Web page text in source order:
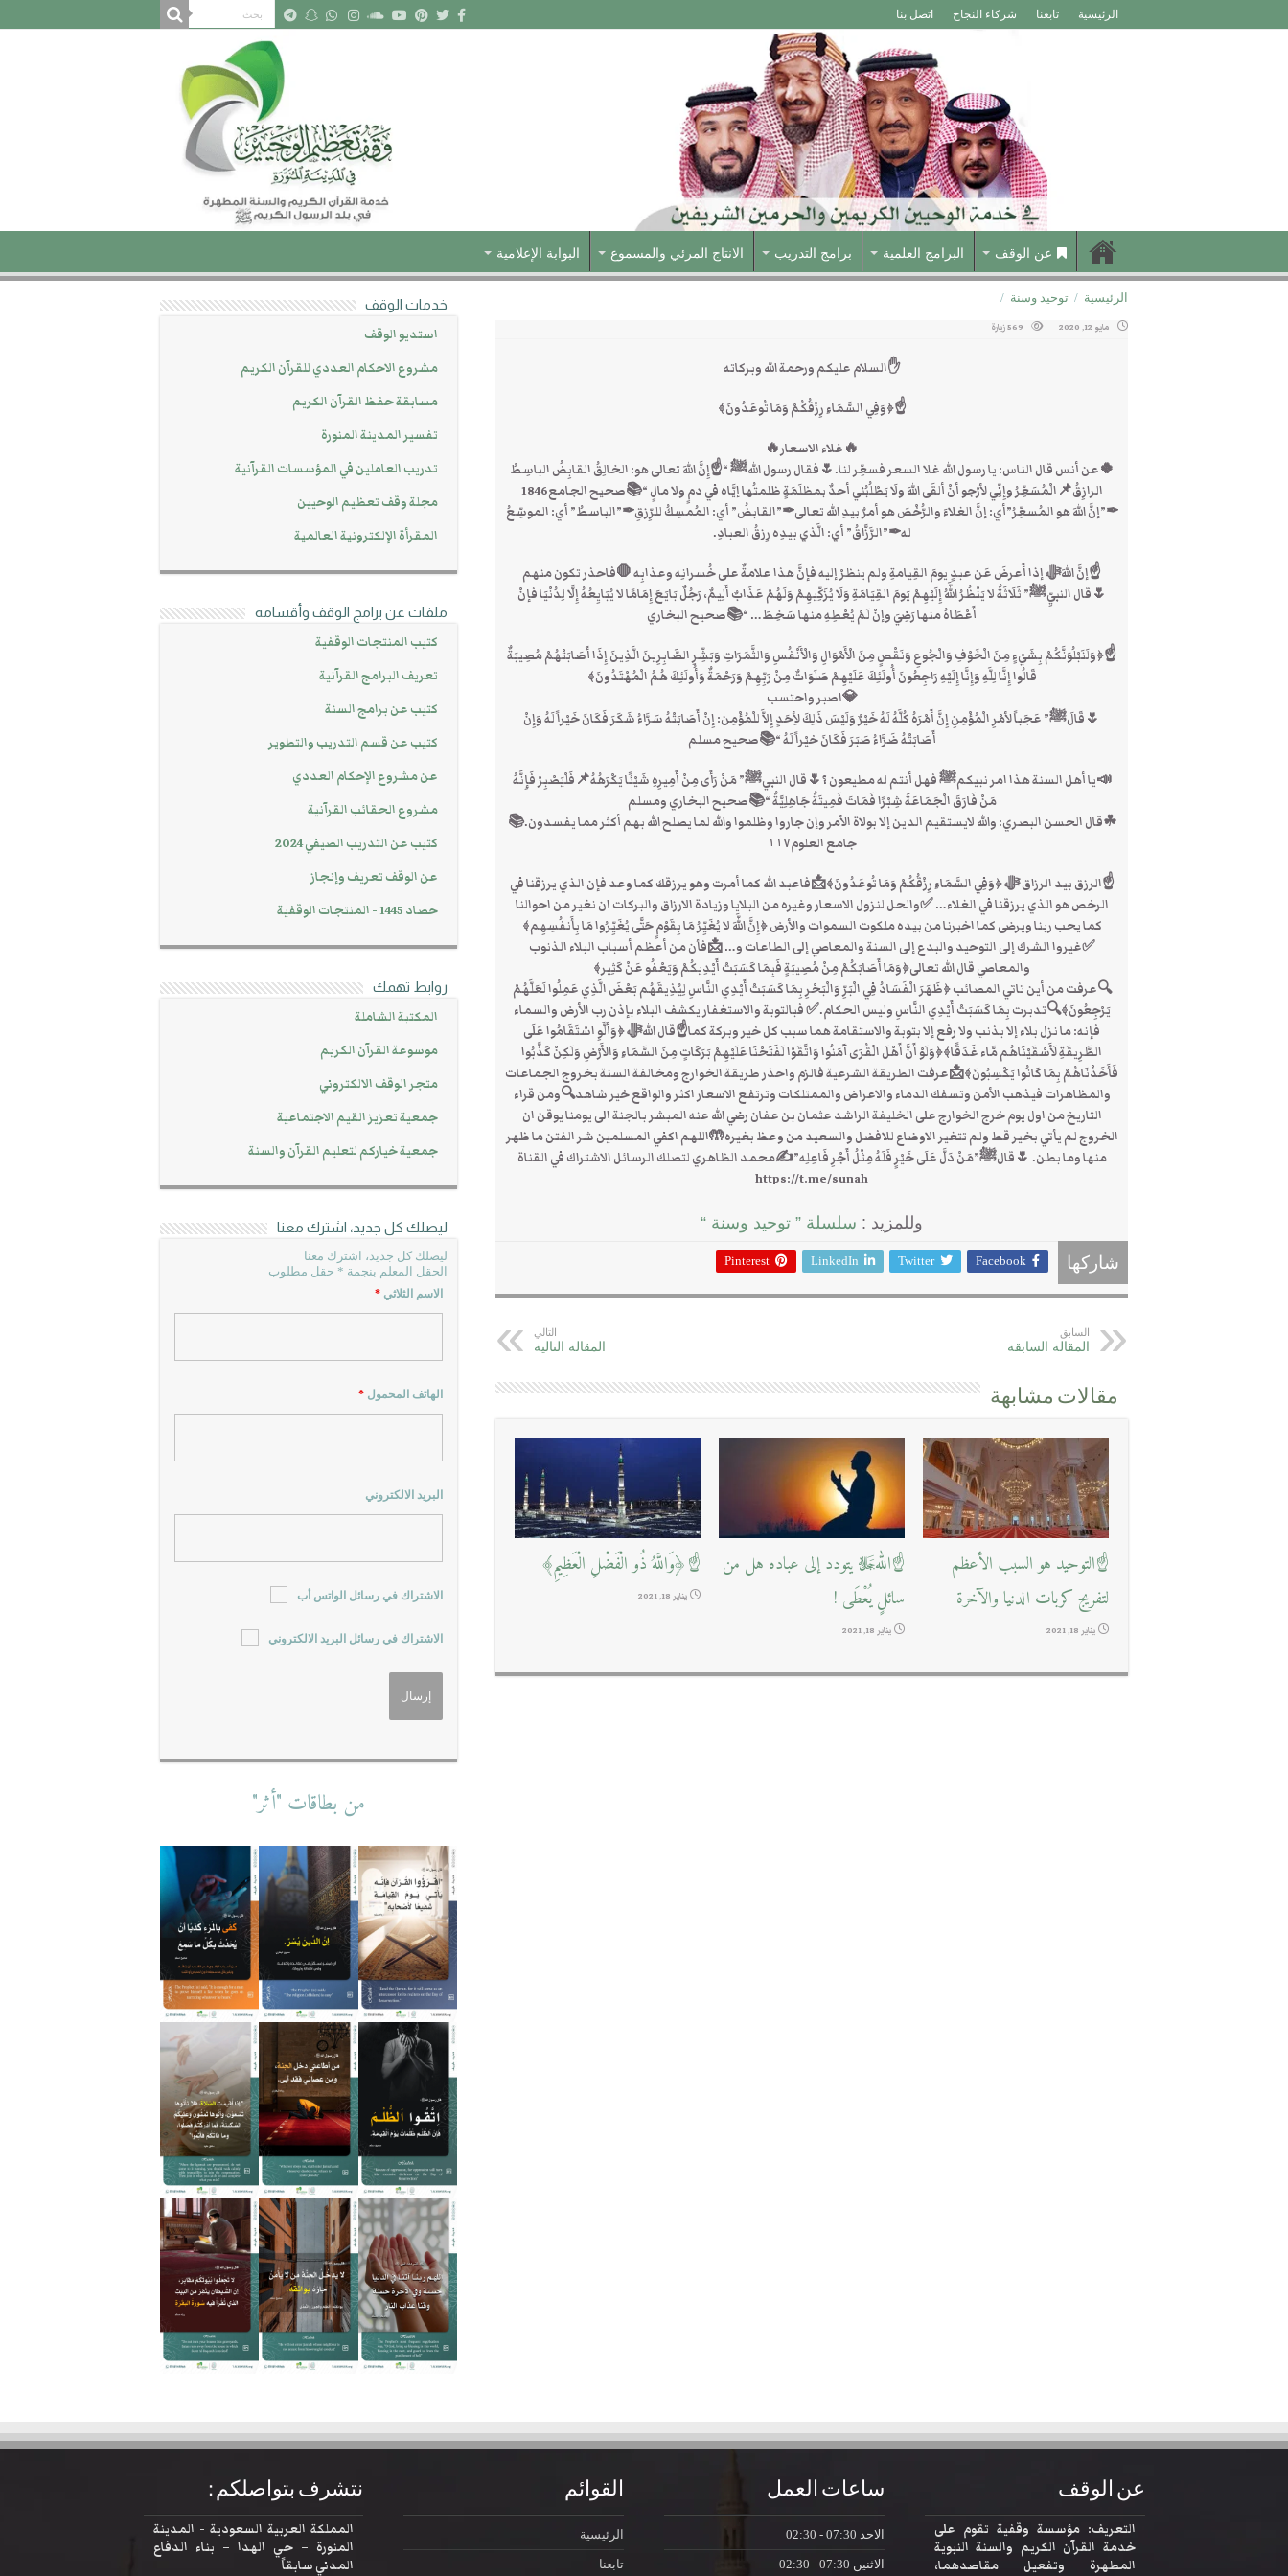
الرئيسية تابعنا شركاء النجاح اتصل بنا
عن الوقف البرامج العلمية برامج التدريب الانتاج المرئي والمسموع البوابة الإعلامية
الرئيسية / توحيد وسنة /
مايو 12, 2020 569 زيارة
✋السلام عليكم ورحمة الله وبركاته
☝﴿وَفِي السَّمَاءِ رِزْقُكُمْ وَمَا تُوعَدُونَ﴾
🔥غلاء الاسعار🔥
🍀عن أنس قال الناس: يا رسول الله غلا السعر فسعِّر لنا.🌷فقال رسول اللهﷺ “☝إِنَّ اللهَ تعالى هو: الخالِقُ القابِضُ الباسِطُ
الرازِقُ📌الْمُسَعِّرُ وإِنِّي لأرْجو أنْ ألقَى اللهَ ولَا يَطْلُبُني أحدٌ بمظلَمَةٍ ظلمتُها إيَّاه في دمٍ ولا مالٍ “📚صحيح الجامع1846
✒”إنَّ اللهَ هو المُسعِّرُ”أي: إنَّ الغلاءَ والرُّخْصَ هو أمرٌ بيدِ الله تعالى✒”القابضُ” أي: المُمسِكُ للرِّزقِ✒”الباسطُ” أي: الموسِّعُ
له✒”الرَّزَّاقُ” أي: الَّذي بيدِه رِزقُ العبادِ.
☝إنَّ اللهَﷻ إذا أَعرضَ عَن عبدٍ يومَ القِيامةِ ولم ينظرْ إليه فإنَّ هذا علامةٌ على خُسرانِه وعذابِه 🛑فاحذر تكون منهم
🌷قال النبيِّﷺ” ثَلَاثَةٌ لا يَنْظُرُ اللَّهُ إِلَيْهِمْ يَومَ القِيَامَةِ وَلَا يُزَكِّيهِمْ وَلَهُمْ عَذَابٌ أَلِيمٌ، رَجُلٌ بَايَعَ إِمَامًا لا يُبَايِعُهُ إِلَّا لِدُنْيَا فإنْ
أَعْطَاهُ منها رَضِيَ وإنْ لَمْ يُعْطِهِ منها سَخِطَ… “📚صحيح البخاري
☝﴿وَلَنَبْلُوَنَّكُمْ بِشَيْءٍ مِنَ الْخَوْفِ وَالْجُوعِ وَنَقْصٍ مِنَ الْأَمْوَالِ وَالْأَنْفُسِ وَالثَّمَرَاتِ وَبَشِّرِ الصَّابِرِينَ الَّذِينَ إِذَا أَصَابَتْهُمْ مُصِيبَةٌ
قَالُوا إِنَّا لِلَّهِ وَإِنَّا إِلَيْهِ رَاجِعُونَ أُولَئِكَ عَلَيْهِمْ صَلَوَاتٌ مِنْ رَبِّهِمْ وَرَحْمَةٌ وَأُولَئِكَ هُمُ الْمُهْتَدُونَ﴾
💎اصبر واحتسب
🌷قَالَﷺ” عَجَباً لأمْرِ الْمُؤْمِنِ إِنَّ أَمْرَهُ كُلَّهُ لَهُ خَيْرٌ وَلَيْسَ ذَلِكَ لأِحَدٍ إِلاَّ للْمُؤْمِن: إِنْ أَصَابَتْهُ سَرَّاءُ شَكَرَ فَكَانَ خَيْراً لَهُ وَإِنْ
أَصَابَتْهُ ضَرَّاءُ صَبَرَ فَكَانَ خيْراً لَهُ “📚صحيح مسلم
📣يا أهل السنة هذا امر نبيكمﷺ فهل أنتم له مطيعون ؟🌷قال النبيﷺ” مَنْ رَأَى مِنْ أَمِيرِهِ شَيْئًا يَكْرَهُهُ📌فَلْيَصْبِرْ فَإِنَّهُ
مَنْ فَارَقَ الْجَمَاعَةَ شِبْرًا فَمَاتَ فَمِيتَةٌ جَاهِلِيَّةٌ “📚صحيح البخاري ومسلم
☘‏قال الحسن البصري: والله لايستقيم الدين إلا بولاة الأمر وإن جاروا وظلموا والله لما يصلح الله بهم أكثر مما يفسدون.📚
جامع العلوم١١٧
☝الرزق بيد الرزاق ﷻ ﴿وَفِي السَّمَاءِ رِزْقُكُمْ وَمَا تُوعَدُونَ﴾📩فاعبد الله كما أمرت وهو يرزقك كما وعد فإن الذي يرزقنا في
الرخص هو الذي يرزقنا في الغلاء… ✅والحل لنزول الاسعار وغيره من البلايا وزيادة الارزاق والبركات ان نغير من احوالنا
كما يحب ربنا ويرضى كما اخبرنا من بيده ملكوت السموات والأرض ﴿إِنَّ اللَّهَ لا يُغَيِّرُ مَا بِقَوْمٍ حَتَّى يُغَيِّرُوا مَا بِأَنفُسِهِم﴾
✅غيروا الشرك إلى التوحيد والبدع إلى السنة والمعاصي إلى الطاعات و… 📩فأن من أعظم أسباب البلاء الذنوب
والمعاصي قال الله تعالى﴿وَمَا أَصَابَكُمْ مِنْ مُصِيبَةٍ فَبِمَا كَسَبَتْ أَيْدِيكُمْ وَيَعْفُو عَنْ كَثِير﴾
🔍عرفت من أين تاتي المصائب ﴿ظَهَرَ الْفَسَادُ فِي الْبَرِّ وَالْبَحْرِ بِمَا كَسَبَتْ أَيْدِي النَّاسِ لِيُذِيقَهُم بَعْضَ الَّذِي عَمِلُوا لَعَلَّهُمْ
يَرْجِعُونَ﴾🔍تدبرت بِمَا كَسَبَتْ أَيْدِي النَّاسِ وليس الحكام.✅ فبالتوبة والاستغفار يكشف البلاء بإذن رب الأرض والسماء
فإنه: ما نزل بلاء إلا بذنب ولا رفع إلا بتوبة والاستقامة هما سبب كل خير وبركة كما☝قال اللهﷻ ﴿وَأَلَّوِ اسْتَقَامُوا عَلَى
الطَّرِيقَةِ لَأَسْقَيْنَاهُم مَّاء غَدَقًا﴾﴿وَلَوْ أَنَّ أَهْلَ الْقُرَى آَمَنُوا وَاتَّقَوْا لَفَتَحْنَا عَلَيْهِمْ بَرَكَاتٍ مِنَ السَّمَاءِ وَالأَرْضِ وَلَكِنْ كَذَّبُوا
فَأَخَذْنَاهُمْ بِمَا كَانُوا يَكْسِبُونَ﴾📩عرفت الطريقة الشرعية فالزم واحذر طريقة الخوارج ومخالفة السنة بخروج الجماعات
والمظاهرات فيذهب الأمن وتسفك الدماء والاعراض والممتلكات وترتفع الاسعار اكثر والواقع خير شاهد🔍ومن قراء
التاريخ من اول يوم خرج الخوارج على الخليفة الراشد عثمان بن عفان رضي الله عنه المبشر بالجنة الى يومنا يوقن ان
الخروج لم يأتي بخير قط ولم تتغير الاوضاع للافضل والسعيد من وعظ بغيره🤲اللهم اكفي المسلمين شر الفتن ما ظهر
منها وما بطن. 🌷قالﷺ”مَنْ دَلَّ عَلَى خَيْرٍ فَلَهُ مِثْلُ أَجْرِ فَاعِلِه”✍محمد الظاهري لتصلك الرسائل الاشتراك في القناة
https://t.me/sunah
وللمزيد : سلسلة ” توحيد وسنة “
شاركها Facebook
Twitter
LinkedIn
Pinterest
السابق
المقالة السابقة
التالي
المقالة التالية
مقالات مشابهة
☝التوحيد هو السبب الأعظم
لتفريج كربات الدنيا والآخرة
يناير 18, 2021
☝اللهﷻ يتودد إلى عباده هل من
سائلٍ يُعْطَى !
يناير 18, 2021
☝﴿وَاللَّهُ ذُو الْفَضْلِ الْعَظِيمِ﴾
يناير 18, 2021
خدمات الوقف
استديو الوقف
مشروع الاحكام العددي للقرآن الكريم
مسابقة حفظ القرآن الكريم
تفسير المدينة المنورة
تدريب العاملين في المؤسسات القرآنية
مجلة وقف تعظيم الوحيين
المقرأة الإلكترونية العالمية
ملفات عن برامج الوقف وأقسامه
كتيب المنتجات الوقفية
تعريف البرامج القرآنية
كتيب عن برامج السنة
كتيب عن قسم التدريب والتطوير
عن مشروع الإحكام العددي
مشروع الحقائب القرآنية
كتيب عن التدريب الصيفي 2024
عن الوقف تعريف وإنجاز
حصاد 1445 - المنتجات الوقفية
روابط تهمك
المكتبة الشاملة
موسوعة القرآن الكريم
متجر الوقف الالكتروني
جمعية تعزيز القيم الاجتماعية
جمعية خياركم لتعليم القرآن والسنة
ليصلك كل جديد، اشترك معنا
ليصلك كل جديد، اشترك معنا
الحقل المعلم بنجمة * حقل مطلوب
الاسم الثلاثي *
الهاتف المحمول *
البريد الالكتروني
الاشتراك في رسائل الواتس أب
الاشتراك في رسائل البريد الالكتروني
من بطاقات "أثر"
عن الوقف
التعريف: مؤسسة وقفية تقوم على
خدمة القرآن الكريم والسنة النبوية
المطهرة وتفعيل مقاصدهما،
ساعات العمل
الاحد
الاثنين
القوائم
الرئيسية
تابعنا
نتشرف بتواصلكم :
المملكة العربية السعودية - المدينة
المنورة – حي الهدا – بناء الدفاع
المدني سابقاً